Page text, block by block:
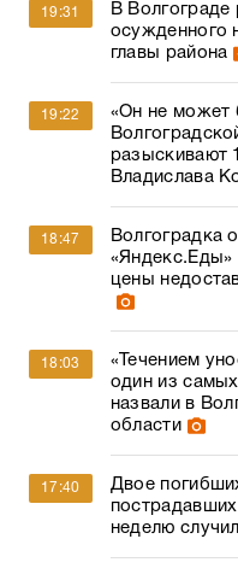
19:31
В Волгограде
осужденного
главы района
19:22
«Он не может
разыскивают
Владислава
18:47
Волгоградка
цены
18:03
«Течением
один из
назвали в
области
17:40
Двое
неделю